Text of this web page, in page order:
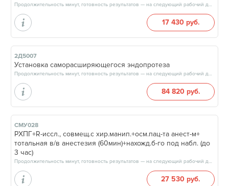
Продолжительность минут, готовность результатов — на следующий рабочий день
17 430 руб.
2Д5007
Установка саморасширяющегося эндопротеза
Продолжительность минут, готовность результатов — на следующий рабочий день
84 820 руб.
СМУ028
РХПГ+R-иссл., совмещ.с хир.манип.+осм.пац-та анест-м+
тотальная в/в анестезия (60мин)+нахожд.б-го под набл. (до
3 час)
Продолжительность минут, готовность результатов — на следующий рабочий день
27 530 руб.